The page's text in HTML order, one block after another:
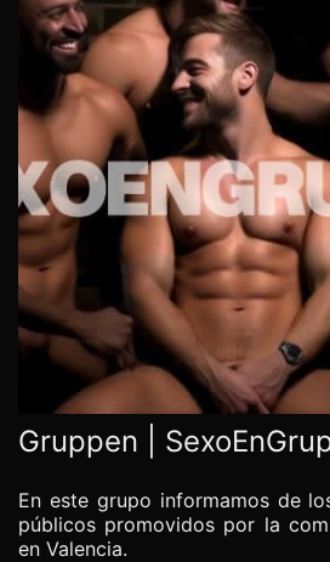
Gruppen |
En este grupo informamos de
públicos promovidos por la
en Valencia.